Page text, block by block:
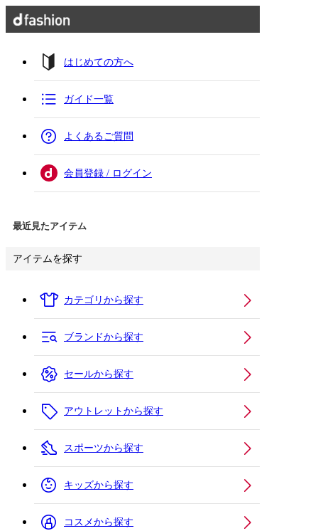
はじめての方へ
ガイド一覧
よくあるご質問
会員登録 / ログイン
最近見たアイテム
アイテムを探す
カテゴリから探す
ブランドから探す
セールから探す
アウトレットから探す
スポーツから探す
キッズから探す
コスメから探す